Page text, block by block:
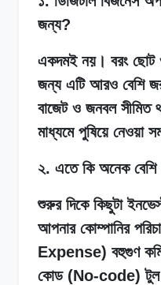
জন্য?
একদমই নয়। বরং ছোট
জন্য এটি আরও বেশি
বাজেট ও জনবল সীমিত
মাধ্যমে পুষিয়ে নেওয়া
২. এতে কি অনেক বেশি
শুরুর দিকে কিছুটা
আপনার কোম্পানির
Expense) বহুগুণ
কোড (No-code) টুল